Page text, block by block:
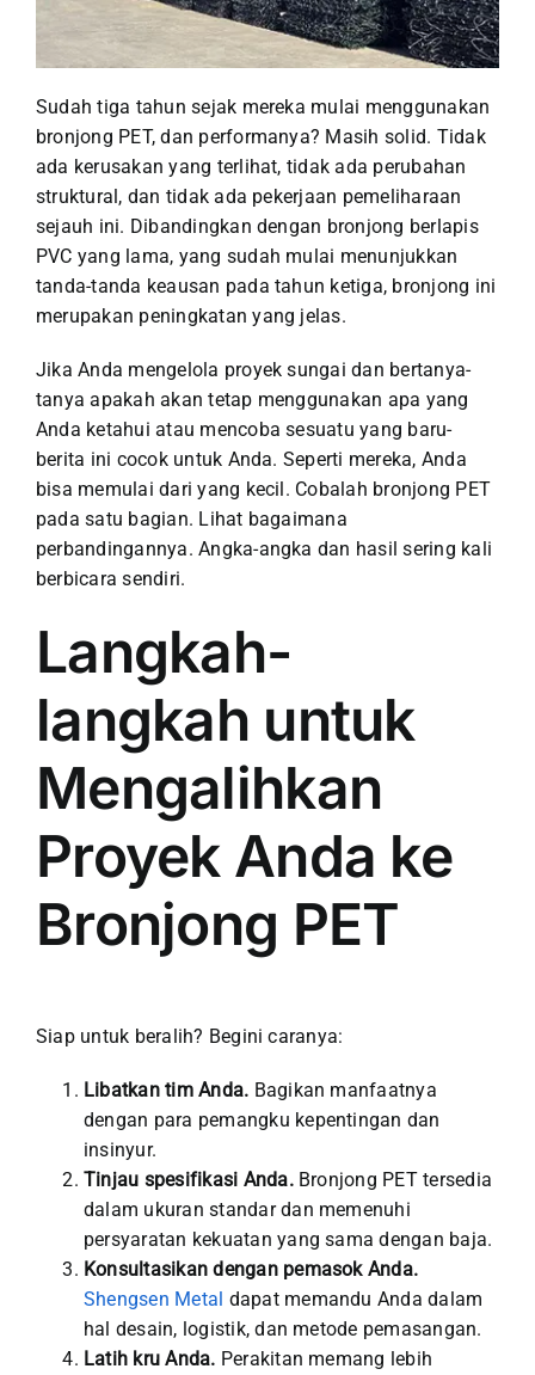
Sudah tiga tahun sejak mereka mulai menggunakan
bronjong PET, dan performanya? Masih solid. Tidak
ada kerusakan yang terlihat, tidak ada perubahan
struktural, dan tidak ada pekerjaan pemeliharaan
sejauh ini. Dibandingkan dengan bronjong berlapis
PVC yang lama, yang sudah mulai menunjukkan
tanda-tanda keausan pada tahun ketiga, bronjong ini
merupakan peningkatan yang jelas.
Jika Anda mengelola proyek sungai dan bertanya-
tanya apakah akan tetap menggunakan apa yang
Anda ketahui atau mencoba sesuatu yang baru-
berita ini cocok untuk Anda. Seperti mereka, Anda
bisa memulai dari yang kecil. Cobalah bronjong PET
pada satu bagian. Lihat bagaimana
perbandingannya. Angka-angka dan hasil sering kali
berbicara sendiri.
Langkah-
langkah untuk
Mengalihkan
Proyek Anda ke
Bronjong PET
Siap untuk beralih? Begini caranya:
Libatkan tim Anda. Bagikan manfaatnya
dengan para pemangku kepentingan dan
insinyur.
Tinjau spesifikasi Anda.Bronjong PET tersedia
dalam ukuran standar dan memenuhi
persyaratan kekuatan yang sama dengan baja.
Konsultasikan dengan pemasok Anda.
Shengsen Metal dapat memandu Anda dalam
hal desain, logistik, dan metode pemasangan.
Latih kru Anda. Perakitan memang lebih